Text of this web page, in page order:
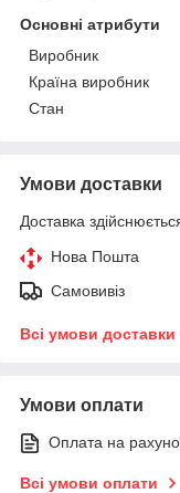
Основні атрибути
Виробник
Країна виробник
Стан
Умови доставки
Доставка
Нова Пошта
Самовивіз
Всі умови доставки
Умови оплати
Оплата на
Всі умови оплати